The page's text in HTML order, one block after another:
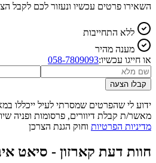
השאירו פרטים עכשיו ונעזור לכם לקבל
ללא התחייבות
מענה מהיר
או חייגו עכשיו:058-7809093
קבלו הצעה
ידוע לי שהפרטים שמסרתי לעיל ייכללו
מאשר/ת קבלת דיוורים, פרסומות ופניה
מדיניות הפרטיות וחוק הגנת הצרכן
חוות דעת קארזון - סיאט